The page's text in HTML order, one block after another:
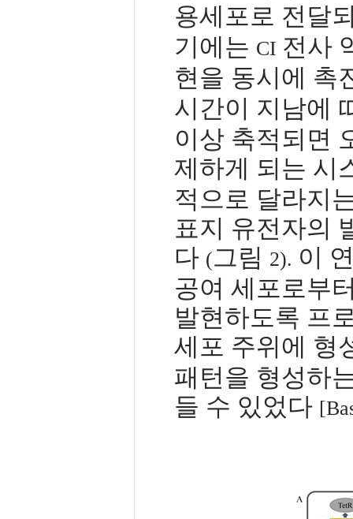
용세포로 전달
기에는 CI 전사
현을 동시에 촉
시간이 지남에
이상 축적되면
제하게 되는 시
적으로 달라지
표지 유전자의
다 (그림 2). 이
공여 세포로부
발현하도록 프
세포 주위에 형
패턴을 형성하
들 수 있었다